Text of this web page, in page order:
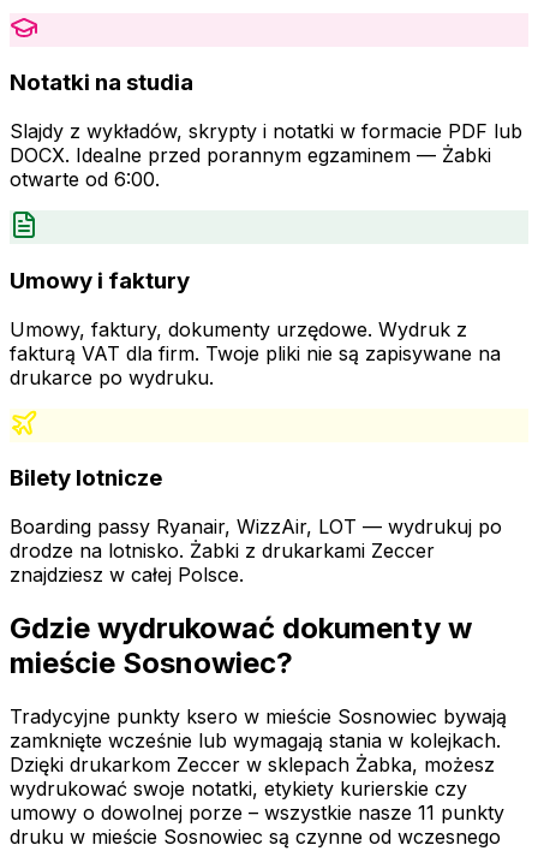
Notatki na studia
Slajdy z wykładów, skrypty i notatki w formacie PDF lub
DOCX. Idealne przed porannym egzaminem — Żabki
otwarte od 6:00.
Umowy i faktury
Umowy, faktury, dokumenty urzędowe. Wydruk z
fakturą VAT dla firm. Twoje pliki nie są zapisywane na
drukarce po wydruku.
Bilety lotnicze
Boarding passy Ryanair, WizzAir, LOT — wydrukuj po
drodze na lotnisko. Żabki z drukarkami Zeccer
znajdziesz w całej Polsce.
Gdzie wydrukować dokumenty w
mieście Sosnowiec?
Tradycyjne punkty ksero w mieście Sosnowiec bywają
zamknięte wcześnie lub wymagają stania w kolejkach.
Dzięki drukarkom Zeccer w sklepach Żabka, możesz
wydrukować swoje notatki, etykiety kurierskie czy
umowy o dowolnej porze – wszystkie nasze 11 punkty
druku w mieście Sosnowiec są czynne od wczesnego